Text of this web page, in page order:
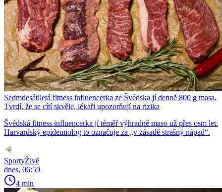
Sedmdesátiletá fitness influencerka ze Švédska jí denně 800 g masa.
Tvrdí, že se cítí skvěle, lékaři upozorňují na rizika
Švédská fitness influencerka jí téměř výhradně maso už přes osm let.
Harvardský epidemiolog to označuje za „v zásadě strašný nápad“.
SportyŽivě
dnes, 06:59
4 min